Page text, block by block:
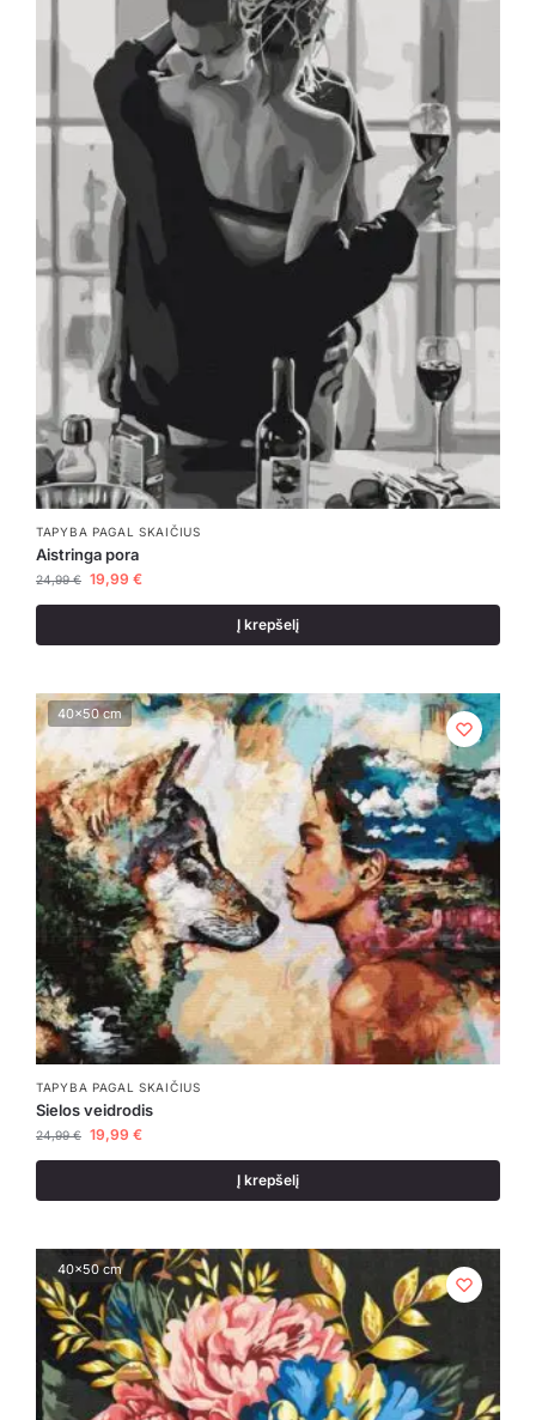
TAPYBA PAGAL SKAIČIUS
Aistringa pora
24,99€ 19,99 €
Į krepšelį
40x50 cm
TAPYBA PAGAL SKAIČIUS
Sielos veidrodis
24,99€ 19,99 €
Į krepšelį
40x50 cm